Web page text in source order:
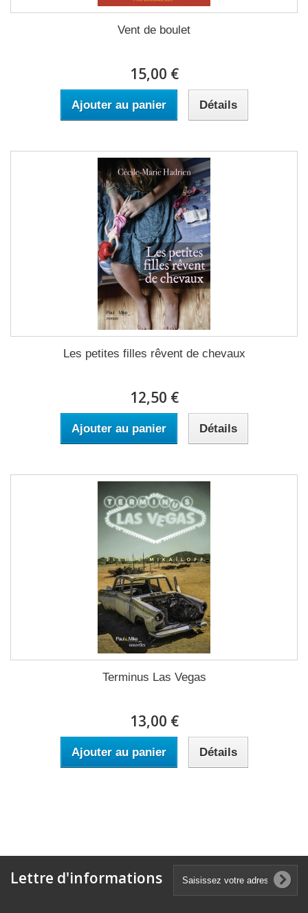
Vent de boulet
15,00 €
Ajouter au panier Détails
Les petites filles rêvent de chevaux
12,50 €
Ajouter au panier Détails
Terminus Las Vegas
13,00 €
Ajouter au panier Détails
Lettre d'informations